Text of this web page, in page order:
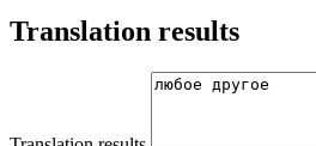
Translation results